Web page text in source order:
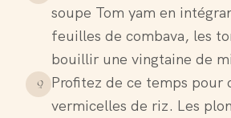
soupe Tom yam en
feuilles de combava, les
bouillir une vingtaine de
9.
Profitez de ce temps pour
vermicelles de riz. Les